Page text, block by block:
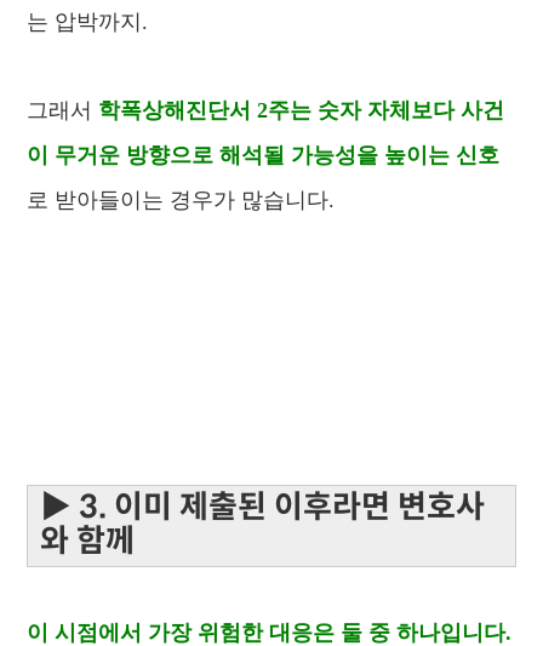
는 압박까지.
그래서 학폭상해진단서 2주는 숫자 자체보다 사건
이 무거운 방향으로 해석될 가능성을 높이는 신호
로 받아들이는 경우가 많습니다.
▶ 3. 이미 제출된 이후라면 변호사
와 함께
이 시점에서 가장 위험한 대응은 둘 중 하나입니다.